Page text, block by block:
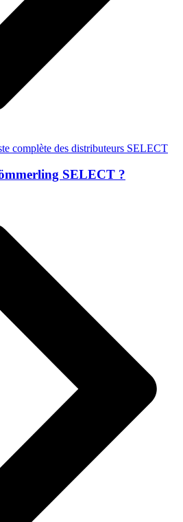
complète des distributeurs SELECT
SELECT ?